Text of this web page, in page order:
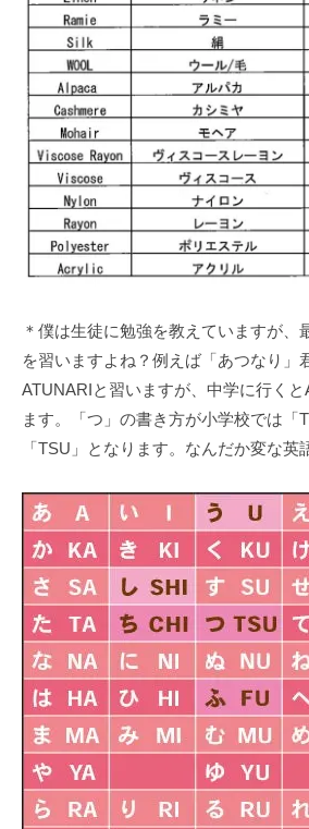
＊僕は生徒に勉強を教えていますが、
を習いますよね？例えば「あつなり」
ATUNARIと習いますが、中学に行く
ます。「つ」の書き方が小学校では「
「TSU」となります。なんだか変な英